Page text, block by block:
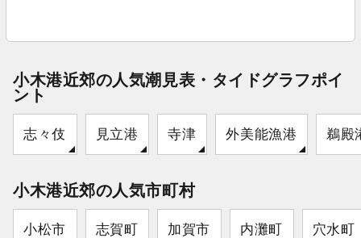
小木港近郊の人気潮見表・タイドグラフポイ
ント
志々伎 見立港 寺津 外美能漁港 鵜殿
小木港近郊の人気市町村
小松市 志賀町 加賀市 内灘町 穴水町